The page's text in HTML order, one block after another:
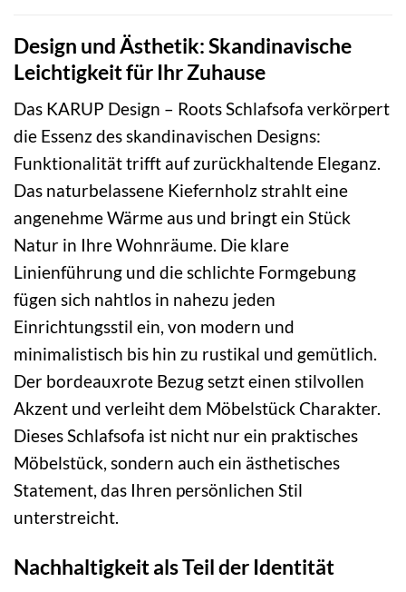
Design und Ästhetik: Skandinavische
Leichtigkeit für Ihr Zuhause
Das KARUP Design – Roots Schlafsofa verkörpert
die Essenz des skandinavischen Designs:
Funktionalität trifft auf zurückhaltende Eleganz.
Das naturbelassene Kiefernholz strahlt eine
angenehme Wärme aus und bringt ein Stück
Natur in Ihre Wohnräume. Die klare
Linienführung und die schlichte Formgebung
fügen sich nahtlos in nahezu jeden
Einrichtungsstil ein, von modern und
minimalistisch bis hin zu rustikal und gemütlich.
Der bordeauxrote Bezug setzt einen stilvollen
Akzent und verleiht dem Möbelstück Charakter.
Dieses Schlafsofa ist nicht nur ein praktisches
Möbelstück, sondern auch ein ästhetisches
Statement, das Ihren persönlichen Stil
unterstreicht.
Nachhaltigkeit als Teil der Identität